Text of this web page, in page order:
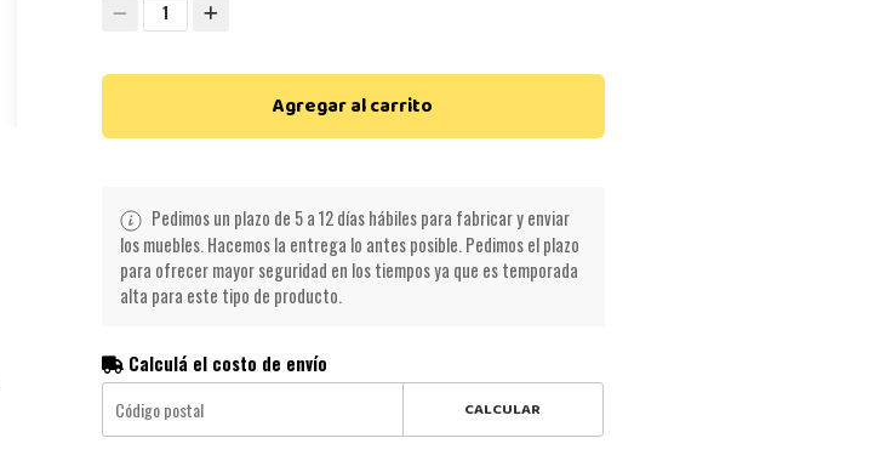
1
Agregar al carrito
Pedimos un plazo de 5 a 12 días hábiles para fabricar y enviar
los muebles. Hacemos la entrega lo antes posible. Pedimos el plazo
para ofrecer mayor seguridad en los tiempos ya que es temporada
alta para este tipo de producto.
Calculá el costo de envío
CALCULAR